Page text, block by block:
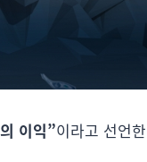
이익”이라고 선언